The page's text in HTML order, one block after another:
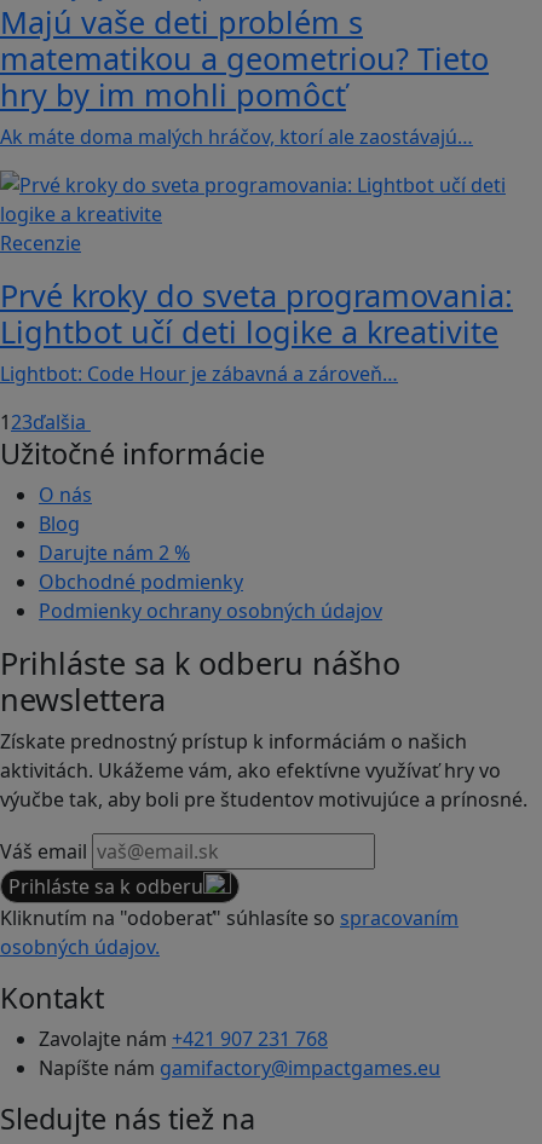
Majú vaše deti problém s
matematikou a geometriou? Tieto
hry by im mohli pomôcť
Ak máte doma malých hráčov, ktorí ale zaostávajú…
Recenzie
Prvé kroky do sveta programovania:
Lightbot učí deti logike a kreativite
Lightbot: Code Hour je zábavná a zároveň…
123ďalšia
Užitočné informácie
O nás
Blog
Darujte nám 2 %
Obchodné podmienky
Podmienky ochrany osobných údajov
Prihláste sa k odberu nášho
newslettera
Získate prednostný prístup k informáciám o našich
aktivitách. Ukážeme vám, ako efektívne využívať hry vo
výučbe tak, aby boli pre študentov motivujúce a prínosné.
Váš email
Prihláste sa k odberu
Kliknutím na "odoberať" súhlasíte so spracovaním
osobných údajov.
Kontakt
Zavolajte nám +421 907 231 768
Napíšte nám gamifactory@impactgames.eu
Sledujte nás tiež na